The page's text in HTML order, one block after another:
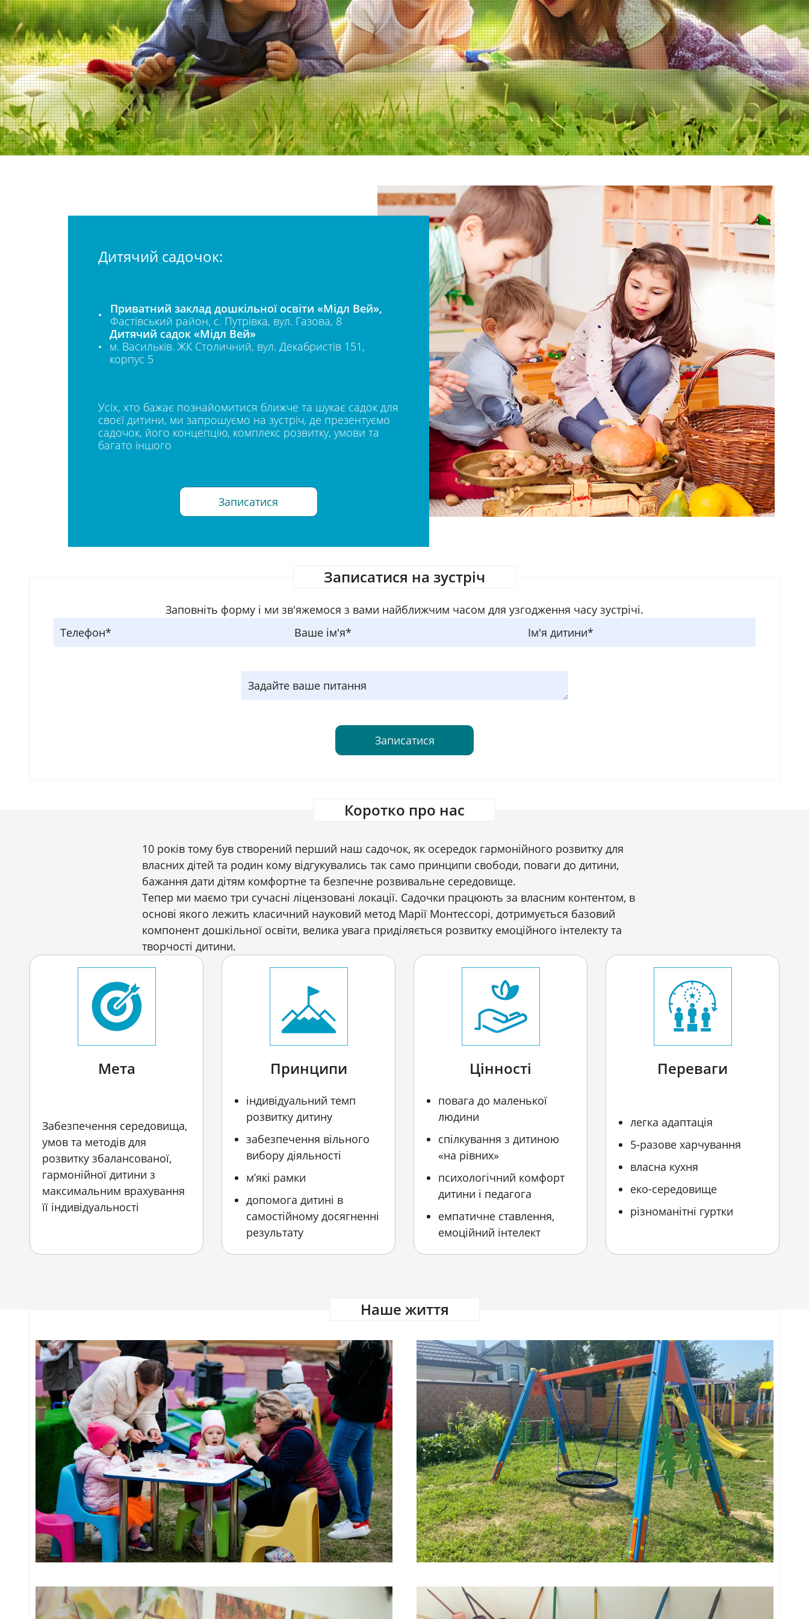
Дитячий садочок:
Приватний заклад дошкільної освіти «Мідл Вей»,
Фастівський район, с. Путрівка, вул. Газова, 8
Дитячий садок «Мідл Вей»
м. Васильків. ЖК Столичний, вул. Декабристів 151,
корпус 5
Усіх, хто бажає познайомитися ближче та шукає садок для
своєї дитини, ми запрошуємо на зустріч, де презентуємо
садочок, його концепцію, комплекс розвитку, умови та
багато іншого
Записатися
Записатися на зустріч
Заповніть форму і ми зв'яжемося з вами найближчим часом для узгодження часу зустрічі.
Телефон*
Ваше ім'я* Iм'я дитини*
Задайте ваше питання
Записатися
Коротко про нас
10 років тому був створений перший наш садочок, як осередок гармонійного розвитку для
власних дітей та родин кому відгукувались так само принципи свободи, поваги до дитини,
бажання дати дітям комфортне та безпечне розвивальне середовище.
Тепер ми маємо три сучасні ліцензовані локації. Садочки працюють за власним контентом, в
основі якого лежить класичний науковий метод Марії Монтессорі, дотримується базовий
компонент дошкільної освіти, велика увага приділяється розвитку емоційного інтелекту та
творчості дитини.
Мета
Забезпечення середовища,
умов та методів для
розвитку збалансованої,
гармонійної дитини з
максимальним врахування
її індивідуальності
Принципи
індивідуальний темп
розвитку дитину
забезпечення вільного
вибору діяльності
м’які рамки
допомога дитині в
самостійному досягненні
результату
Цінності
повага до маленької
людини
спілкування з дитиною
«на рівних»
психологічний комфорт
дитини і педагога
емпатичне ставлення,
емоційний інтелект
Переваги
легка адаптація
5-разове харчування
власна кухня
еко-середовище
різноманітні гуртки
Наше життя